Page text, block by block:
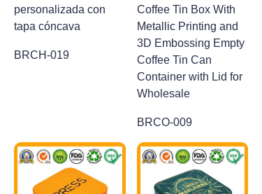
personalizada con
tapa cóncava
BRCH-019
Coffee Tin Box With
Metallic Printing and
3D Embossing Empty
Coffee Tin Can
Container with Lid for
Wholesale
BRCO-009